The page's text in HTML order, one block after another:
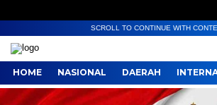
SCROLL TO CONTINUE WITH
HOME NASIONAL DAERAH